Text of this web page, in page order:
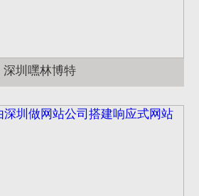
深圳嘿林博特